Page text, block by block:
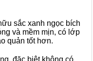
sắc xanh ngọc bích
và mềm mịn, có lớp
quản tốt hơn.
đặc biệt không có